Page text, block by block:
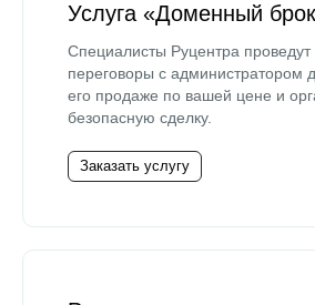
Услуга «Доменный
Специалисты Руцентра проведут
переговоры с администратором
его продаже по вашей цене и
безопасную сделку.
Заказать услугу